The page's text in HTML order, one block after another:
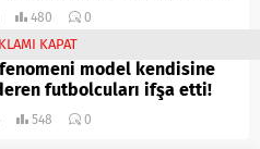
480 0
model kendisine
futbolcuları ifşa etti!
548 0
KAPAT